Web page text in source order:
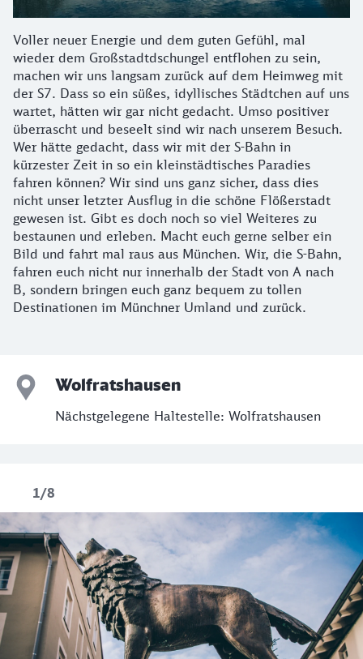
Voller neuer Energie und dem guten Gefühl, mal
wieder dem Großstadtdschungel entflohen zu sein,
machen wir uns langsam zurück auf dem Heimweg mit
der S7. Dass so ein süßes, idyllisches Städtchen auf uns
wartet, hätten wir gar nicht gedacht. Umso positiver
überrascht und beseelt sind wir nach unserem Besuch.
Wer hätte gedacht, dass wir mit der S-Bahn in
kürzester Zeit in so ein kleinstädtisches Paradies
fahren können? Wir sind uns ganz sicher, dass dies
nicht unser letzter Ausflug in die schöne Flößerstadt
gewesen ist. Gibt es doch noch so viel Weiteres zu
bestaunen und erleben. Macht euch gerne selber ein
Bild und fahrt mal raus aus München. Wir, die S-Bahn,
fahren euch nicht nur innerhalb der Stadt von A nach
B, sondern bringen euch ganz bequem zu tollen
Destinationen im Münchner Umland und zurück.
Wolfratshausen
Nächstgelegene Haltestelle: Wolfratshausen
1/8